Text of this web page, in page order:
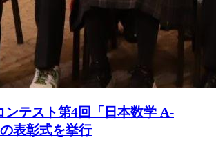
ンテスト第4回「日本数学 A-
表彰式を挙行